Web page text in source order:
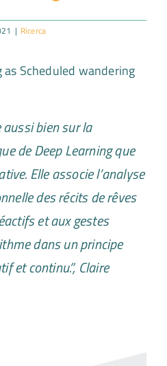
| Ricerca
as Scheduled wandering
aussi bien sur la
de Deep Learning que
Elle associe l’analyse
des récits de rêves
et aux gestes
dans un principe
et continu.”, Claire